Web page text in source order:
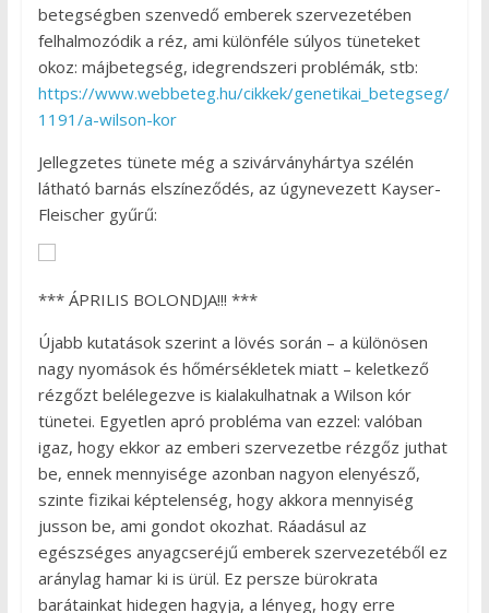
betegségben szenvedő emberek szervezetében
felhalmozódik a réz, ami különféle súlyos tüneteket
okoz: májbetegség, idegrendszeri problémák, stb:
https://www.webbeteg.hu/cikkek/genetikai_betegseg/
1191/a-wilson-kor
Jellegzetes tünete még a szivárványhártya szélén
látható barnás elszíneződés, az úgynevezett Kayser-
Fleischer gyűrű:
*** ÁPRILIS BOLONDJA!!! ***
Újabb kutatások szerint a lövés során – a különösen
nagy nyomások és hőmérsékletek miatt – keletkező
rézgőzt belélegezve is kialakulhatnak a Wilson kór
tünetei. Egyetlen apró probléma van ezzel: valóban
igaz, hogy ekkor az emberi szervezetbe rézgőz juthat
be, ennek mennyisége azonban nagyon elenyésző,
szinte fizikai képtelenség, hogy akkora mennyiség
jusson be, ami gondot okozhat. Ráadásul az
egészséges anyagcseréjű emberek szervezetéből ez
aránylag hamar ki is ürül. Ez persze bürokrata
barátainkat hidegen hagyja, a lényeg, hogy erre